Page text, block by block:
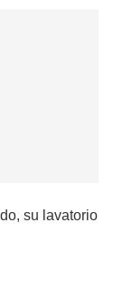
su lavatorio